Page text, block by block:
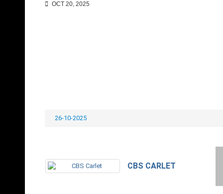
OCT 20, 2025
26-10-2025
CBS CARLET